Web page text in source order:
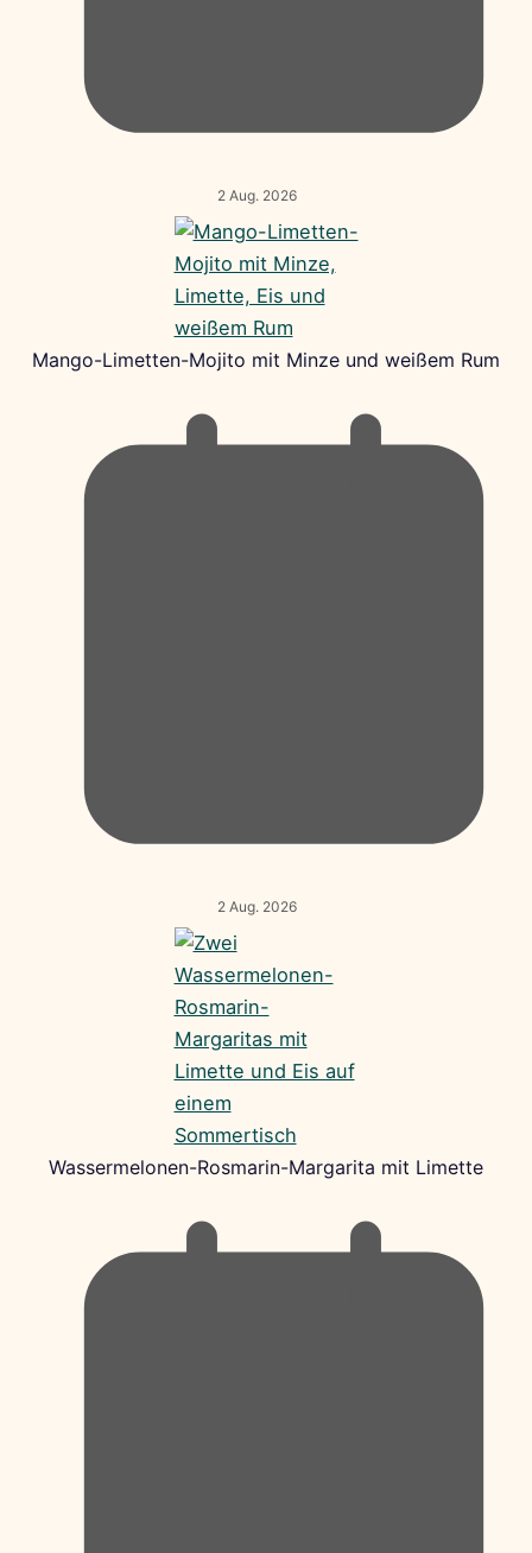
2 Aug. 2026
Mango-Limetten-Mojito mit Minze und weißem Rum
2 Aug. 2026
Wassermelonen-Rosmarin-Margarita mit Limette